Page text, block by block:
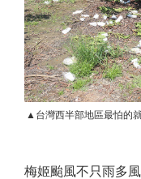
▲台灣西半部地區最怕的
梅姬颱風不只雨多